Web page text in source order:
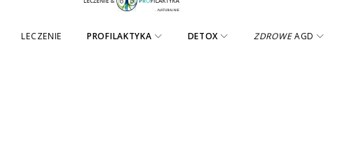
LECZENIE PROFILAKTYKA DETOX ZDROWEAGD